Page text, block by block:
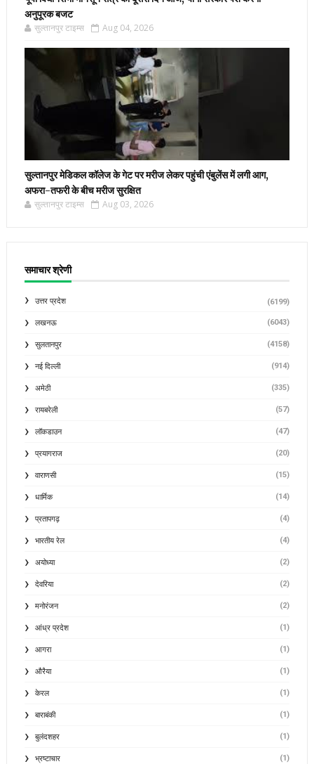
अनुपूरक बजट
सुल्तानपुर टाइम्स Aug 04, 2026
सुल्तानपुर मेडिकल कॉलेज के गेट पर मरीज लेकर पहुंची एंबुलेंस में लगी आग,
अफरा-तफरी के बीच मरीज सुरक्षित
सुल्तानपुर टाइम्स Aug 03, 2026
समाचार श्रेणी
उत्तर प्रदेश (6199)
लखनऊ (6043)
सुलतानपुर (4158)
नई दिल्ली (914)
अमेठी (335)
रायबरेली (57)
लॉकडाउन (47)
प्रयागराज (20)
वाराणसी (15)
धार्मिक (14)
प्रतापगढ़ (4)
भारतीय रेल (4)
अयोध्या (2)
देवरिया (2)
मनोरंजन (2)
आंध्र प्रदेश (1)
आगरा (1)
औरैया (1)
केरल (1)
बाराबंकी (1)
बुलंदशहर (1)
भ्रष्टाचार (1)